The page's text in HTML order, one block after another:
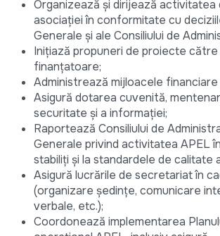
Organizează și dirijează activitatea
asociației în conformitate cu
Generale și ale Consiliului de
Inițiază propuneri de proiecte
finanțatoare;
Administrează mijloacele
Asigură dotarea cuvenită,
securitate și a informației;
Raportează Consiliului de
Generale privind activitatea APEL
stabiliți și la standardele de calitate
Asigură lucrările de secretariat în
(organizare ședințe, comunicare
verbale, etc.);
Coordonează implementarea